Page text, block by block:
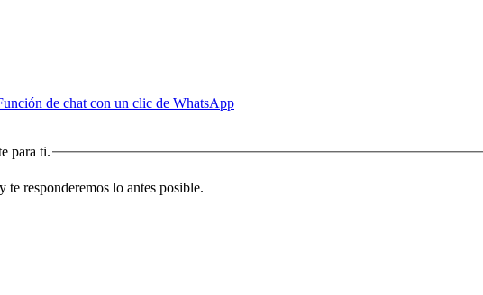
de chat con un clic de WhatsApp
para ti.
responderemos lo antes posible.